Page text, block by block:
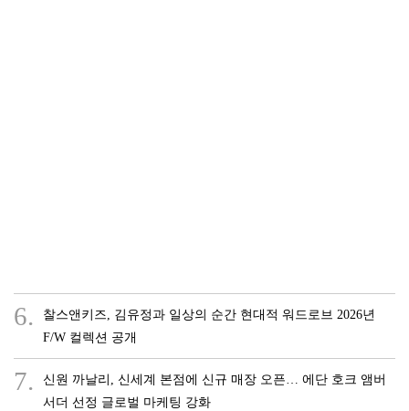
6.
찰스앤키즈, 김유정과 일상의 순간 현대적 워드로브 2026년
F/W 컬렉션 공개
7.
신원 까날리, 신세계 본점에 신규 매장 오픈… 에단 호크 앰버
서더 선정 글로벌 마케팅 강화